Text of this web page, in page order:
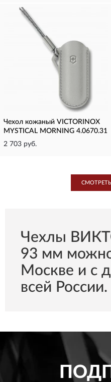
Чехол кожаный VICTORINOX
MYSTICAL MORNING 4.0670.31
2 703 руб.
Чехлы
93 мм
Москве и с
всей России.